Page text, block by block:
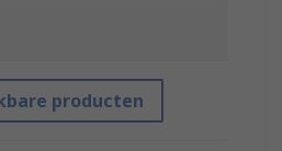
producten